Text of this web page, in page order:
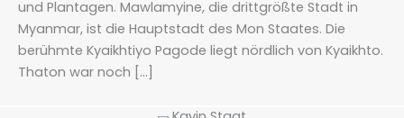
und Plantagen. Mawlamyine, die drittgrößte Stadt in
Myanmar, ist die Hauptstadt des Mon Staates. Die
berühmte Kyaikhtiyo Pagode liegt nördlich von Kyaikhto.
Thaton war noch […]